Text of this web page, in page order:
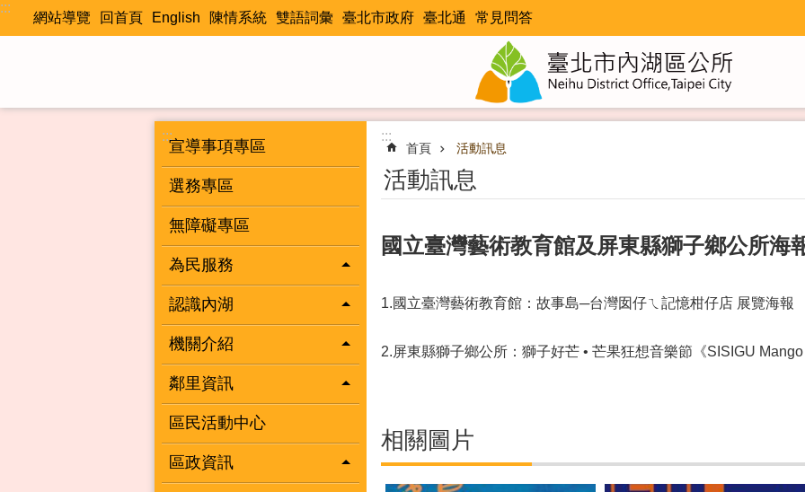
跳到主要內容區塊
:::
網站導覽 回首頁 English 陳情系統 雙語詞彙 臺北市政府 臺北通 常見問答
:::
宣導事項專區
選務專區
無障礙專區
為民服務
認識內湖
機關介紹
鄰里資訊
區民活動中心
區政資訊
:::
首頁 活動訊息
活動訊息
國立臺灣藝術教育館及屏東縣獅子鄉公所海
1.國立臺灣藝術教育館：故事島─台灣囡仔ㄟ記憶柑仔店 展覽海報
2.屏東縣獅子鄉公所：獅子好芒 • 芒果狂想音樂節《SISIGU
相關圖片